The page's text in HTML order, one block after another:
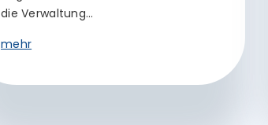
die Verwaltung…
mehr